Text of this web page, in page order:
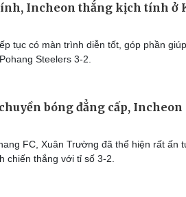
Incheon thắng kịch tính ở
tục có màn trình diễn tốt, góp phần giúp
Steelers 3-2.
bóng đẳng cấp, Incheon
FC, Xuân Trường đã thể hiện rất ấn
chiến thắng với tỉ số 3-2.